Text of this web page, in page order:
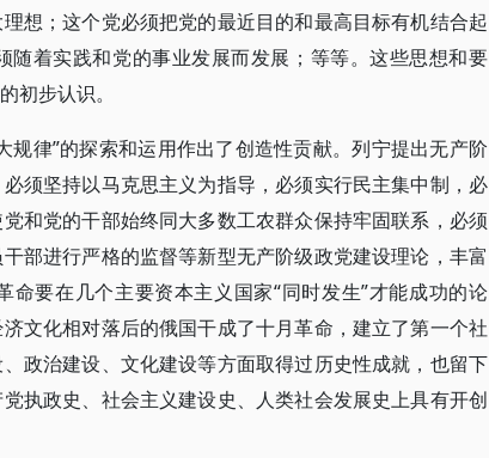
想；这个党必须把党的最近目的和最高目标有机结合起
着实践和党的事业发展而发展；等等。这些思想和要
初步认识。
规律”的探索和运用作出了创造性贡献。列宁提出无产阶
须坚持以马克思主义为指导，必须实行民主集中制，必
和党的干部始终同大多数工农群众保持牢固联系，必须
部进行严格的监督等新型无产阶级政党建设理论，丰富
要在几个主要资本主义国家“同时发生”才能成功的论
文化相对落后的俄国干成了十月革命，建立了第一个社
政治建设、文化建设等方面取得过历史性成就，也留下
执政史、社会主义建设史、人类社会发展史上具有开创